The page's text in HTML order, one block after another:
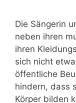
Die Sän­ge­rin
neben ihren
ihren
sich nicht
öffent­li­che
hin­dern, dass
Kör­per bil­den